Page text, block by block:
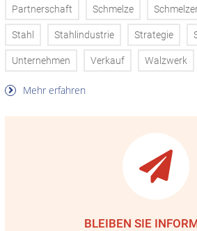
Partnerschaft Schmelze
Stahl Stahlindustrie Strategie
Unternehmen Verkauf Walzwerk
Mehr erfahren
BLEIBEN SIE